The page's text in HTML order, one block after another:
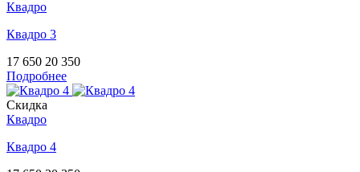
Квадро
Квадро 3
17 650 20 350
Подробнее
Скидка
Квадро
Квадро 4